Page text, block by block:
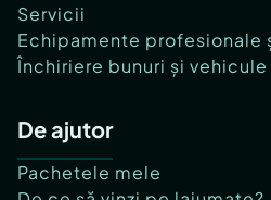
Servicii
Echipamente profesionale
Închiriere bunuri și vehicule
De ajutor
Pachetele mele